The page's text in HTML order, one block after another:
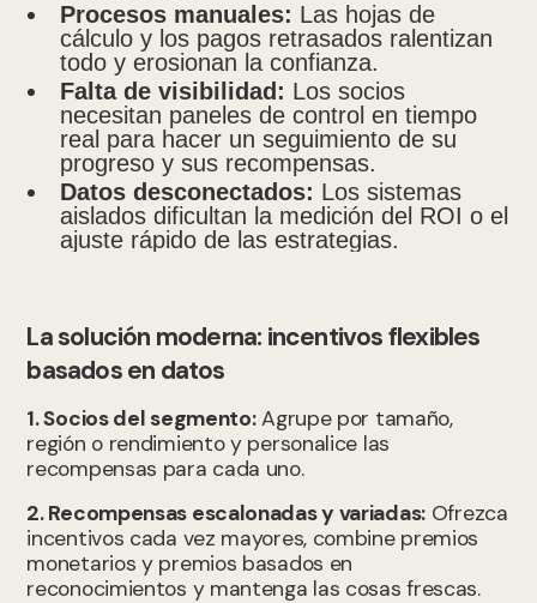
Procesos manuales: Las hojas de
cálculo y los pagos retrasados ralentizan
todo y erosionan la confianza.
Falta de visibilidad: Los socios
necesitan paneles de control en tiempo
real para hacer un seguimiento de su
progreso y sus recompensas.
Datos desconectados: Los sistemas
aislados dificultan la medición del ROI o el
ajuste rápido de las estrategias.
La solución moderna: incentivos flexibles
basados en datos
1. Socios del segmento:Agrupe por tamaño,
región o rendimiento y personalice las
recompensas para cada uno.
2. Recompensas escalonadas y variadas: Ofrezca
incentivos cada vez mayores, combine premios
monetarios y premios basados en
reconocimientos y mantenga las cosas frescas.